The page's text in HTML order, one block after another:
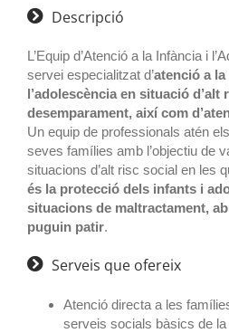
Descripció
L’Equip d’Atenció a la Infància i
servei especialitzat d’atenció a
l’adolescència en situació d’alt
desemparament, així com
Un equip de professionals atén
seves famílies amb l’objectiu de
situacions d’alt risc social en les
és la protecció dels infants i
situacions de maltractament,
puguin patir.
Serveis que ofereix
Atenció directa a les
serveis socials bàsics de